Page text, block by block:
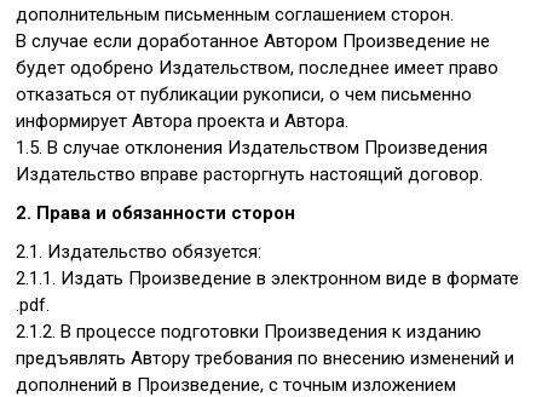
дополнительным письменным соглашением сторон.
В случае если доработанное Автором Произведение не
будет одобрено Издательством, последнее имеет право
отказаться от публикации рукописи, о чем письменно
информирует Автора проекта и Автора.
1.5. В случае отклонения Издательством Произведения
Издательство вправе расторгнуть настоящий договор.
2. Права и обязанности сторон
2.1. Издательство обязуется:
2.1.1. Издать Произведение в электронном виде в формате
.pdf.
2.1.2. В процессе подготовки Произведения к изданию
предъявлять Автору требования по внесению изменений и
дополнений в Произведение, с точным изложением